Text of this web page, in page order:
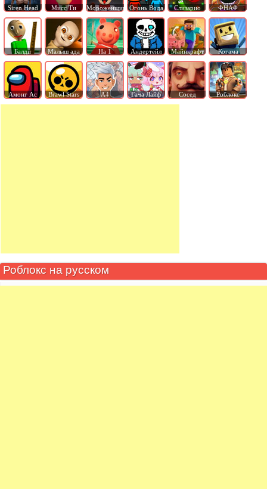
Siren Head Мисс Ти Мороженщик Огонь Вода Слизарио ФНАФ
Балди Малыш ада На 1 Андертейл Майнкрафт Когама
Амонг Ас Brawl Stars А4 Гача Лайф Сосед Роблокс
Роблокс на русском